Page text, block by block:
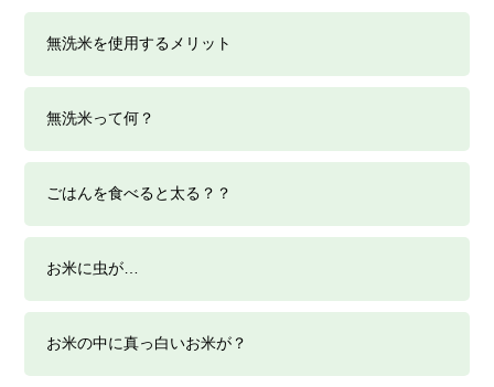
無洗米を使用するメリット
無洗米って何？
ごはんを食べると太る？？
お米に虫が…
お米の中に真っ白いお米が？